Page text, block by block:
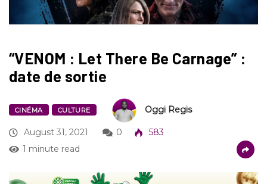
“VENOM : Let There Be Carnage” :
date de sortie
CINÉMA CULTURE Oggi Regis
August 31, 2021 0
583
1 minute read